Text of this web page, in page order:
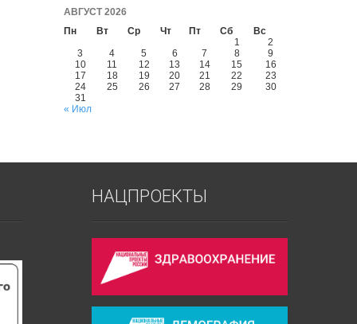
АВГУСТ 2026
Пн
Вт Ср Чт Пт Сб
Вс
1
2
3
4 5 6 7 8
9
10
11 12 13 14 15
16
17
18 19 20 21 22
23
24
25 26 27 28 29
30
31
« Июл
НАЦПРОЕКТЫ